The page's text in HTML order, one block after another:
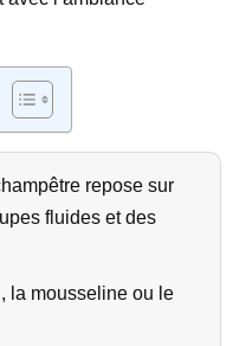
repose sur
fluides et des
la mousseline ou le